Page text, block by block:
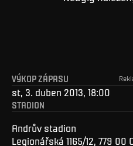
VÝKOP ZÁPASU
st, 3. duben 2013, 18:00
STADION
Andrův stadion
Legionářská 1165/12, 779 00